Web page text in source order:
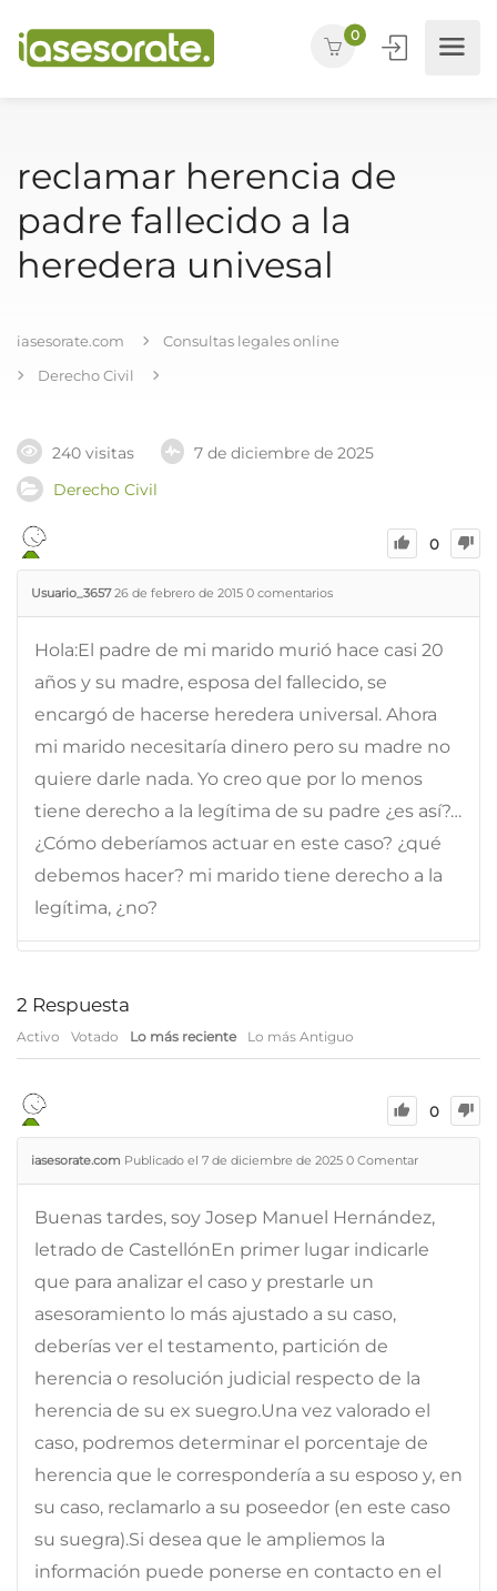
0
reclamar herencia de
padre fallecido a la
heredera univesal
iasesorate.com
Consultas legales online
Derecho Civil
240 visitas
7 de diciembre de 2025
Derecho Civil
0
Usuario_3657 26 de febrero de 2015 0 comentarios
Hola:El padre de mi marido murió hace casi 20
años y su madre, esposa del fallecido, se
encargó de hacerse heredera universal. Ahora
mi marido necesitaría dinero pero su madre no
quiere darle nada. Yo creo que por lo menos
tiene derecho a la legítima de su padre ¿es así?…
¿Cómo deberíamos actuar en este caso? ¿qué
debemos hacer? mi marido tiene derecho a la
legítima, ¿no?
2 Respuesta
Activo Votado Lo más reciente Lo más Antiguo
0
iasesorate.com Publicado el 7 de diciembre de 2025 0 Comentar
Buenas tardes, soy Josep Manuel Hernández,
letrado de CastellónEn primer lugar indicarle
que para analizar el caso y prestarle un
asesoramiento lo más ajustado a su caso,
deberías ver el testamento, partición de
herencia o resolución judicial respecto de la
herencia de su ex suegro.Una vez valorado el
caso, podremos determinar el porcentaje de
herencia que le correspondería a su esposo y, en
su caso, reclamarlo a su poseedor (en este caso
su suegra).Si desea que le ampliemos la
información puede ponerse en contacto en el